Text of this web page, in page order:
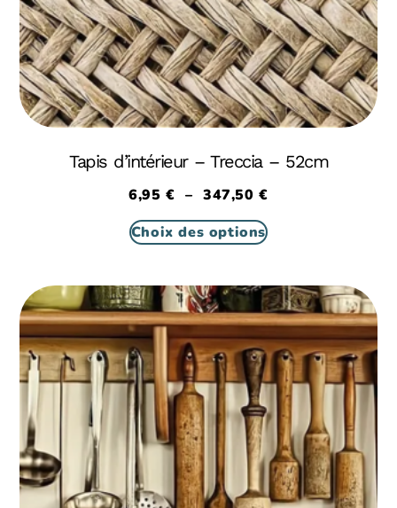
Tapis d’intérieur – Treccia – 52cm
6,95€ – 347,50€
Choix des options